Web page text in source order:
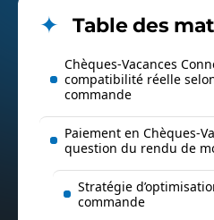
Table des
Chèques-Vacances
compatibilité réelle
commande
Paiement en Chèques-
question du rendu de
Stratégie
commande